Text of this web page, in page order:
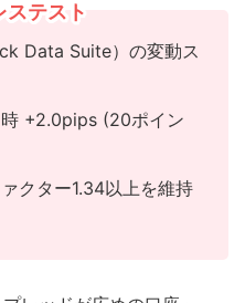
テスト
Data Suite）の変動ス
+2.0pips (20ポイン
クター1.34以上を維持